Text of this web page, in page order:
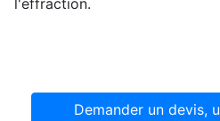
l'effraction.
Demander un devis,